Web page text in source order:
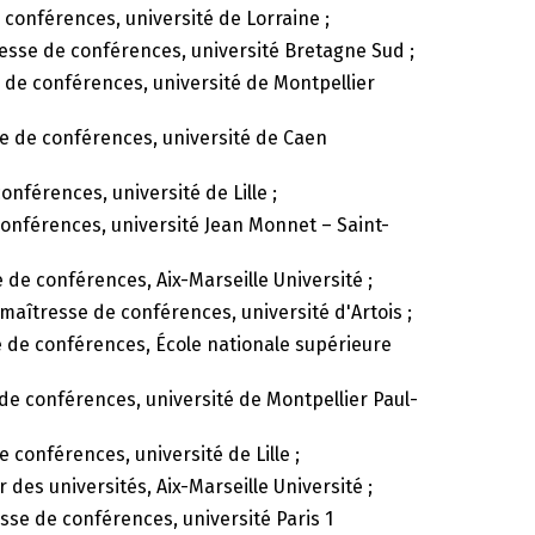
université de Lorraine ;
de conférences, université Bretagne Sud ;
conférences, université de Montpellier
de conférences, université de Caen
université de Lille ;
université Jean Monnet – Saint-
de conférences, Aix-Marseille Université ;
de conférences, université d'Artois ;
de conférences, École nationale supérieure
conférences, université de Montpellier Paul-
conférences, université de Lille ;
des universités, Aix-Marseille Université ;
de conférences, université Paris 1